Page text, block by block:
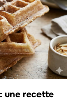
une recette